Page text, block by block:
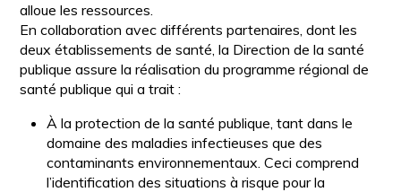
alloue les ressources.
En collaboration avec différents partenaires, dont les
deux établissements de santé, la Direction de la santé
publique assure la réalisation du programme régional de
santé publique qui a trait :
À la protection de la santé publique, tant dans le
domaine des maladies infectieuses que des
contaminants environnementaux. Ceci comprend
l’identification des situations à risque pour la